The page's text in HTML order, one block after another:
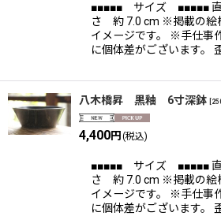
■■■■■ サイズ ■■■■■
さ 約 7.0 cm ※掲載の絵
イメージです。 ※手仕事
に個体差がございます。
八木橋昇 黒釉 6寸深鉢
4,400円 (税込)
■■■■■ サイズ ■■■■■
さ 約 7.0 cm ※掲載の絵
イメージです。 ※手仕事
に個体差がございます。